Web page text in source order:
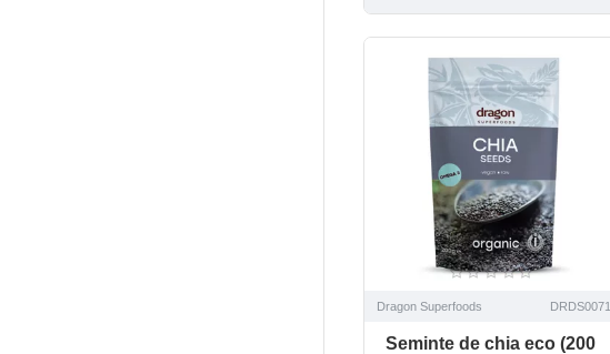
Dragon Superfoods DRDS0071
Seminte de chia eco (200